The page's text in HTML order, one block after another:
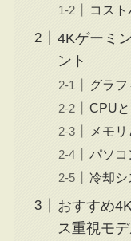
コス
4Kゲーミ
ント
グラ
CPU
メモ
パソコ
冷却シ
おすすめ
ス重視モ